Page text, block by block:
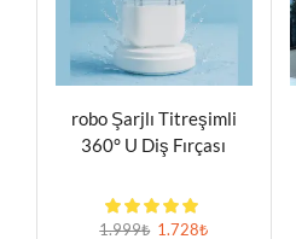
robo Şarjlı Titreşimli
360° U Diş Fırçası
1.999₺ 1.728₺